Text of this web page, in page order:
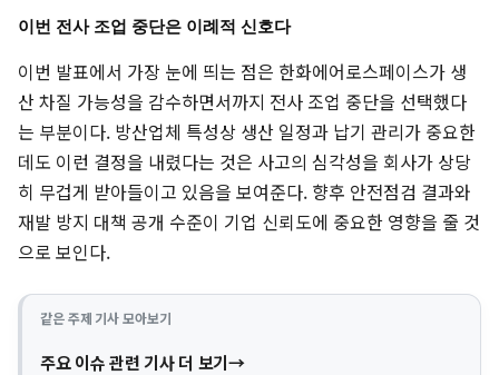
이번 전사 조업 중단은 이례적 신호다
이번 발표에서 가장 눈에 띄는 점은 한화에어로스페이스가 생
산 차질 가능성을 감수하면서까지 전사 조업 중단을 선택했다
는 부분이다. 방산업체 특성상 생산 일정과 납기 관리가 중요한
데도 이런 결정을 내렸다는 것은 사고의 심각성을 회사가 상당
히 무겁게 받아들이고 있음을 보여준다. 향후 안전점검 결과와
재발 방지 대책 공개 수준이 기업 신뢰도에 중요한 영향을 줄 것
으로 보인다.
같은 주제 기사 모아보기
주요 이슈 관련 기사 더 보기